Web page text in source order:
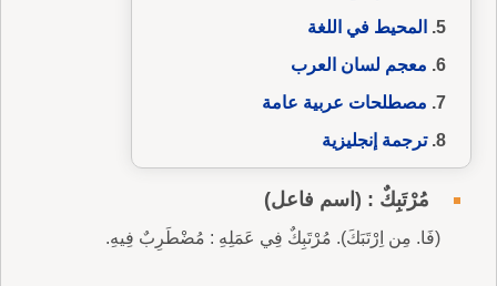
المحيط في اللغة
معجم لسان العرب
مصطلحات عربية عامة
ترجمة إنجليزية
مُرْتَبِكٌ : (اسم فاعل)
(فَا. مِن اِرْتَبَكَ). مُرْتَبِكٌ فِي عَمَلِهِ : مُضْطَرِبٌ فِيهِ.